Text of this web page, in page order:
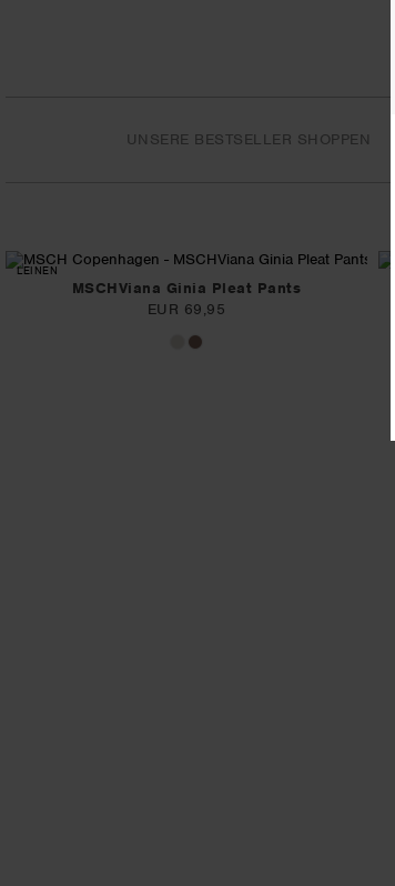
UNSERE BESTSELLER SHOPPEN
LEINEN
MSCHViana Ginia Pleat Pants
EUR 69,95